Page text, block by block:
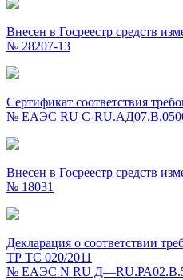
Внесен в Госреестр средств
№ 28207-13
Сертификат соответствия
№ ЕАЭС RU C-
Внесен в Госреестр средств
№ 18031
Декларация о соответствии
ТР ТС 020/2011
№ ЕАЭС N RU